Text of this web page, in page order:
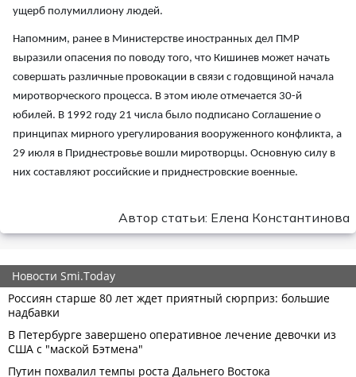
ущерб полумиллиону людей.
Напомним, ранее в Министерстве иностранных дел ПМР
выразили опасения по поводу того, что Кишинев может начать
совершать различные провокации в связи с годовщиной начала
миротворческого процесса. В этом июле отмечается 30-й
юбилей. В 1992 году 21 числа было подписано Соглашение о
принципах мирного урегулирования вооруженного конфликта, а
29 июля в Приднестровье вошли миротворцы. Основную силу в
них составляют российские и приднестровские военные.
Автор статьи: Елена Константинова